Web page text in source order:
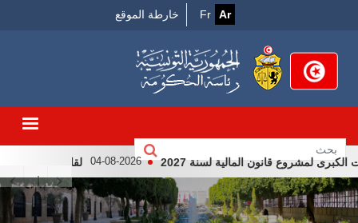
الرئيسي
Fr Ar
Menu
خارطة الموقع
قانون المالية لسنة 2027 04-08-2026 لقاء رئيس الجمهوريّة